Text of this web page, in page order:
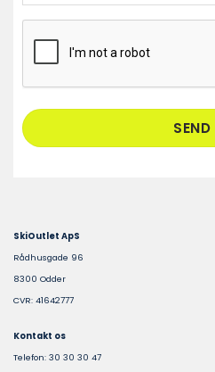
SkiOutlet ApS
Rådhusgade 96
8300 Odder
CVR: 41642777
Kontakt os
Telefon: 30 30 30 47